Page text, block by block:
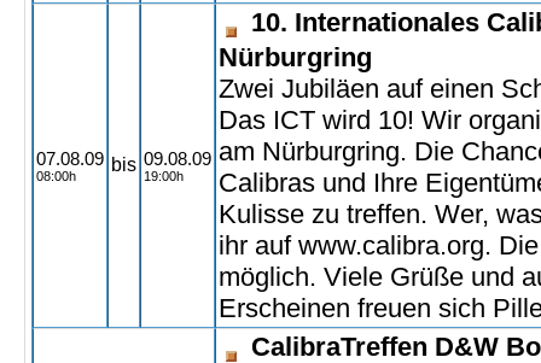
07.08.09
08:00h
bis 09.08.09
19:00h
10. Internationales
Nürburgring
Zwei Jubiläen auf einen
Das ICT wird 10! Wir
am Nürburgring. Die
Calibras und Ihre
Kulisse zu treffen. Wer,
ihr auf www.calibra.org.
möglich. Viele Grüße und
Erscheinen freuen sich
CalibraTreffen D&W